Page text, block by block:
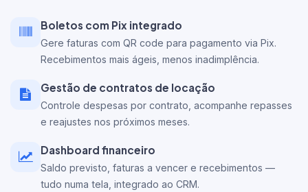
Boletos com Pix integrado
Gere faturas com QR code para pagamento via Pix.
Recebimentos mais ágeis, menos inadimplência.
Gestão de contratos de locação
Controle despesas por contrato, acompanhe repasses
e reajustes nos próximos meses.
Dashboard financeiro
Saldo previsto, faturas a vencer e recebimentos —
tudo numa tela, integrado ao CRM.